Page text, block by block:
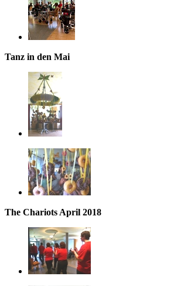
Tanz in den Mai
The Chariots April 2018